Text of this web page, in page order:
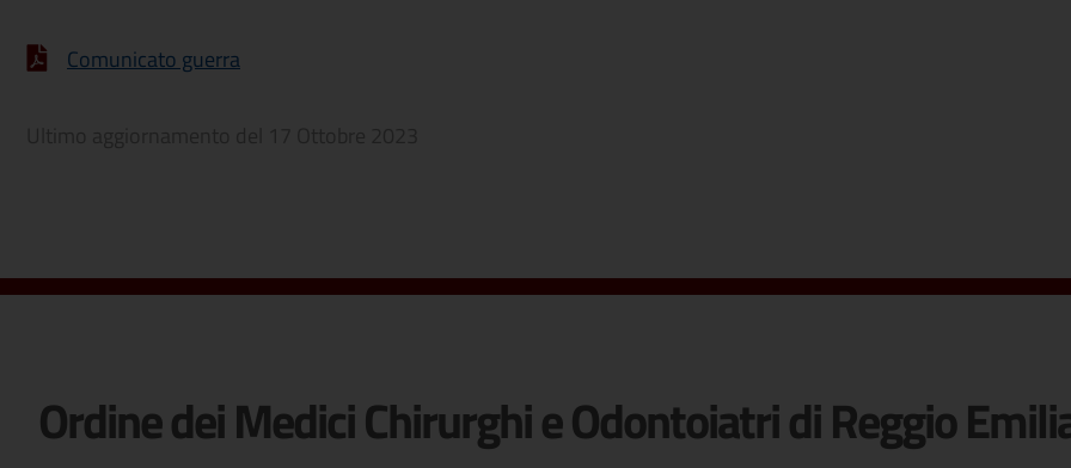
Comunicato guerra
Ordine dei Medici Chirurghi e Odontoiatri di Reggio